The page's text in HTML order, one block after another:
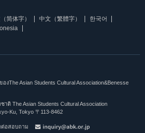
简体字） 中文（繁體字）
한국어
The Asian Students Cultural Association&Benesse
The Asian Students Cultural Association
Ku, Tokyo 〒113-8462
ต่อสอบถาม